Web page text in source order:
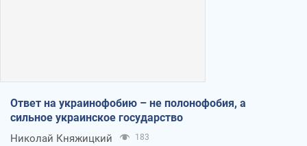
Ответ на украинофобию – не полонофобия, а
сильное украинское государство
Николай Княжицкий 183